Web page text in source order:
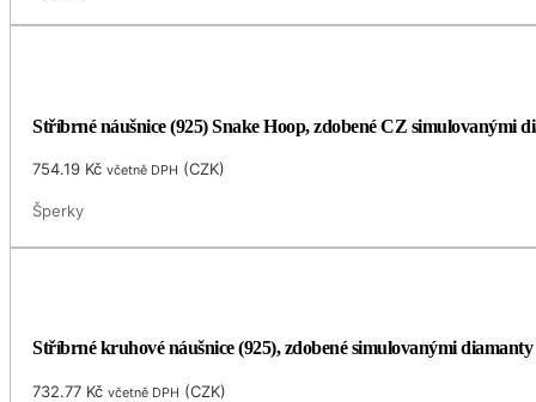
Stříbrné náušnice (925) Snake Hoop, zdobené CZ simulovanými
754.19 Kč včetně DPH (CZK)
Šperky
Stříbrné kruhové náušnice (925), zdobené simulovanými
732.77 Kč včetně DPH (CZK)